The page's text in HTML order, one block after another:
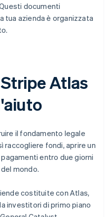
documenti
tua azienda è organizzata
Atlas
il fondamento legale
raccogliere fondi, aprire un
entro due giorni
mondo.
costituite con Atlas,
investitori di primo piano